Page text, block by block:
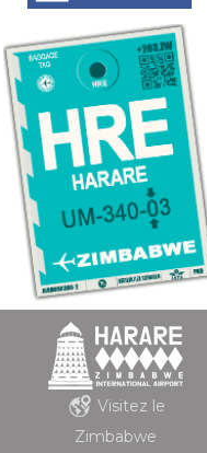
Visitez le
Zimbabwe